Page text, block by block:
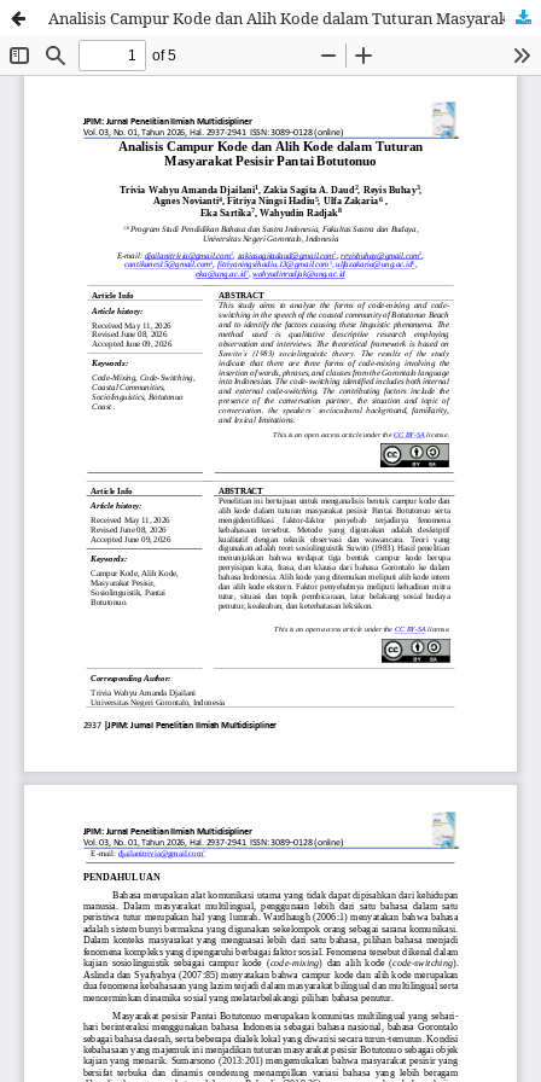
Analisis Campur Kode dan Alih Kode dalam Tuturan Masyarakat Pesisir Pantai Botutonuo